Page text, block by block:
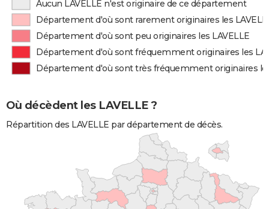
Aucun LAVELLE n'est originaire de ce département
Département d'où sont rarement originaires les
Département d'où sont peu originaires les LAVELLE
Département d'où sont fréquemment originaires les
Département d'où sont très fréquemment originaires
Où décèdent les LAVELLE ?
Répartition des LAVELLE par département de décès.